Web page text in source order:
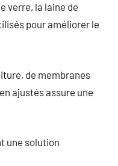
verre, la laine de
pour améliorer le
de membranes
ajustés assure une
une solution